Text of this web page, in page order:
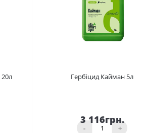
Гербіцид Кайман 5л
3 116грн.
- +